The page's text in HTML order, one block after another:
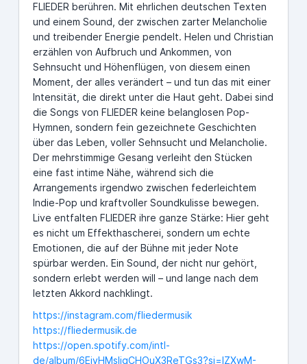
FLIEDER berühren. Mit ehrlichen deutschen Texten
und einem Sound, der zwischen zarter Melancholie
und treibender Energie pendelt. Helen und Christian
erzählen von Aufbruch und Ankommen, von
Sehnsucht und Höhenflügen, von diesem einen
Moment, der alles verändert – und tun das mit einer
Intensität, die direkt unter die Haut geht. Dabei sind
die Songs von FLIEDER keine belanglosen Pop-
Hymnen, sondern fein gezeichnete Geschichten
über das Leben, voller Sehnsucht und Melancholie.
Der mehrstimmige Gesang verleiht den Stücken
eine fast intime Nähe, während sich die
Arrangements irgendwo zwischen federleichtem
Indie-Pop und kraftvoller Soundkulisse bewegen.
Live entfalten FLIEDER ihre ganze Stärke: Hier geht
es nicht um Effekthascherei, sondern um echte
Emotionen, die auf der Bühne mit jeder Note
spürbar werden. Ein Sound, der nicht nur gehört,
sondern erlebt werden will – und lange nach dem
letzten Akkord nachklingt.
https://instagram.com/fliedermusik
https://fliedermusik.de
https://open.spotify.com/intl-
de/album/6EivHMsliqCHOuX3ReTGs3?si=IZXwM-